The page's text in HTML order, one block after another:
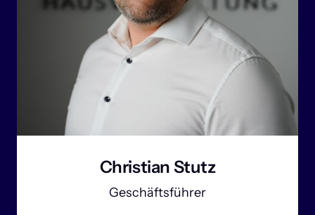
Christian Stutz
Geschäftsführer